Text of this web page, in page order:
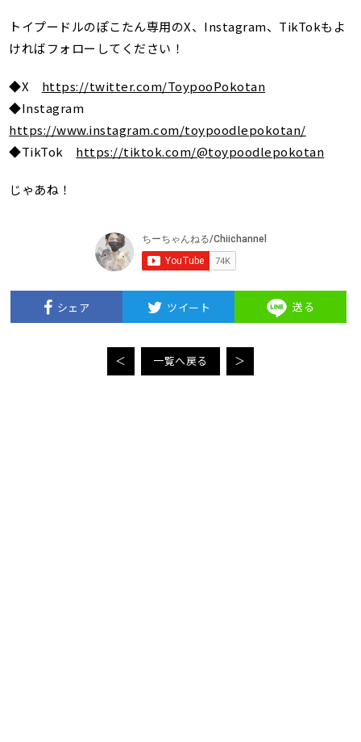
トイプードルのぽこたん専用のX、Instagram、TikTokもよ
ければフォローしてください！
◆X https://twitter.com/ToypooPokotan
◆Instagram
https://www.instagram.com/toypoodlepokotan/
◆TikTok https://tiktok.com/@toypoodlepokotan
じゃあね！
シェア ツイート 送る
＜ 一覧へ戻る ＞